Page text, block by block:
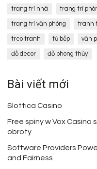
trang trí nhà trang trí
trang trí văn phòng tranh
treo tranh tủ bếp văn
đồ decor đồ phong thủy
Bài viết mới
Slottica Casino
Free spiny w Vox
obroty
Software Providers
and Fairness